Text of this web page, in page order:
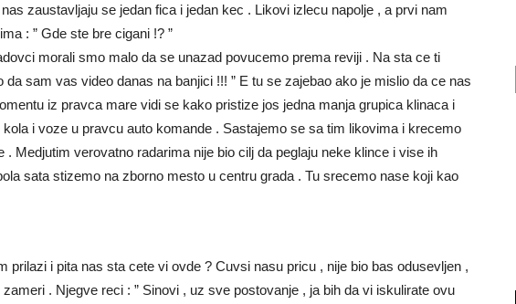
zaustavljaju se jedan fica i jedan kec . Likovi izlecu napolje , a prvi nam
: ” Gde ste bre cigani !? ”
morali smo malo da se unazad povucemo prema reviji . Na sta ce ti
da sam vas video danas na banjici !!! ” E tu se zajebao ako je mislio da ce nas
iz pravca mare vidi se kako pristize jos jedna manja grupica klinaca i
i voze u pravcu auto komande . Sastajemo se sa tim likovima i krecemo
. Medjutim verovatno radarima nije bio cilj da peglaju neke klince i vise ih
sata stizemo na zborno mesto u centru grada . Tu srecemo nase koji kao
prilazi i pita nas sta cete vi ovde ? Cuvsi nasu pricu , nije bio bas odusevljen ,
. Njegve reci : ” Sinovi , uz sve postovanje , ja bih da vi iskulirate ovu